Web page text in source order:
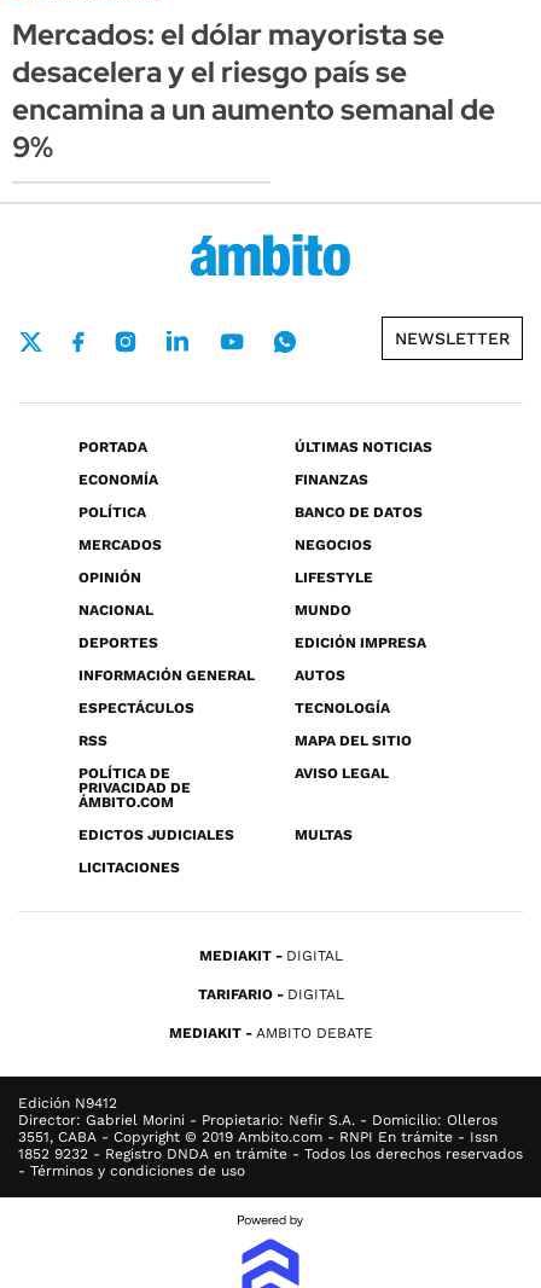
Mercados: el dólar mayorista se
desacelera y el riesgo país se
encamina a un aumento semanal de
9%
NEWSLETTER
PORTADA
ÚLTIMAS NOTICIAS
ECONOMÍA
FINANZAS
POLÍTICA
BANCO DE DATOS
MERCADOS
NEGOCIOS
OPINIÓN
LIFESTYLE
NACIONAL
MUNDO
DEPORTES
EDICIÓN IMPRESA
INFORMACIÓN GENERAL
AUTOS
ESPECTÁCULOS
TECNOLOGÍA
RSS
MAPA DEL SITIO
POLÍTICA DE
PRIVACIDAD DE
ÁMBITO.COM
AVISO LEGAL
EDICTOS JUDICIALES
MULTAS
LICITACIONES
MEDIAKIT DIGITAL
TARIFARIO DIGITAL
MEDIAKIT AMBITO DEBATE
Edición N9412
Director: Gabriel Morini - Propietario: Nefir S.A. - Domicilio: Olleros
3551, CABA - Copyright © 2019 Ambito.com - RNPI En trámite - Issn
1852 9232 - Registro DNDA en trámite - Todos los derechos reservados
- Términos y condiciones de uso